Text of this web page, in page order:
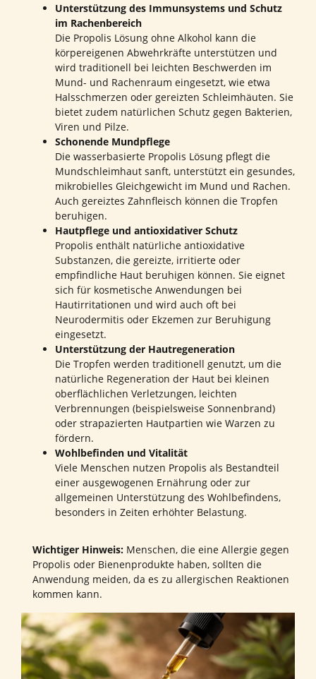
Unterstützung des Immunsystems und Schutz
im Rachenbereich
Die Propolis Lösung ohne Alkohol kann die
körpereigenen Abwehrkräfte unterstützen und
wird traditionell bei leichten Beschwerden im
Mund- und Rachenraum eingesetzt, wie etwa
Halsschmerzen oder gereizten Schleimhäuten. Sie
bietet zudem natürlichen Schutz gegen Bakterien,
Viren und Pilze.
Schonende Mundpflege
Die wasserbasierte Propolis Lösung pflegt die
Mundschleimhaut sanft, unterstützt ein gesundes,
mikrobielles Gleichgewicht im Mund und Rachen.
Auch gereiztes Zahnfleisch können die Tropfen
beruhigen.
Hautpflege und antioxidativer Schutz
Propolis enthält natürliche antioxidative
Substanzen, die gereizte, irritierte oder
empfindliche Haut beruhigen können. Sie eignet
sich für kosmetische Anwendungen bei
Hautirritationen und wird auch oft bei
Neurodermitis oder Ekzemen zur Beruhigung
eingesetzt.
Unterstützung der Hautregeneration
Die Tropfen werden traditionell genutzt, um die
natürliche Regeneration der Haut bei kleinen
oberflächlichen Verletzungen, leichten
Verbrennungen (beispielsweise Sonnenbrand)
oder strapazierten Hautpartien wie Warzen zu
fördern.
Wohlbefinden und Vitalität
Viele Menschen nutzen Propolis als Bestandteil
einer ausgewogenen Ernährung oder zur
allgemeinen Unterstützung des Wohlbefindens,
besonders in Zeiten erhöhter Belastung.
Wichtiger Hinweis: Menschen, die eine Allergie gegen
Propolis oder Bienenprodukte haben, sollten die
Anwendung meiden, da es zu allergischen Reaktionen
kommen kann.